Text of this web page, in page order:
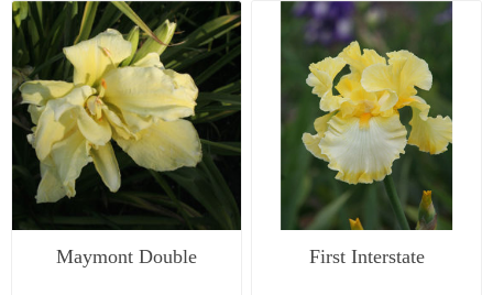
Maymont Double First Interstate